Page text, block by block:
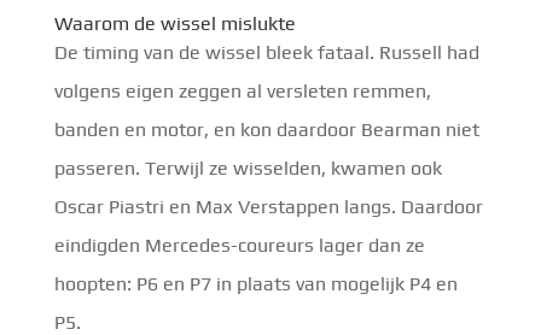
Waarom de wissel mislukte
De timing van de wissel bleek fataal. Russell had
volgens eigen zeggen al versleten remmen,
banden en motor, en kon daardoor Bearman niet
passeren. Terwijl ze wisselden, kwamen ook
Oscar Piastri en Max Verstappen langs. Daardoor
eindigden Mercedes-coureurs lager dan ze
hoopten: P6 en P7 in plaats van mogelijk P4 en
P5.